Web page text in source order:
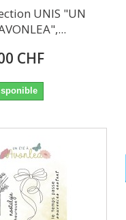
UNIS "UN
CHF